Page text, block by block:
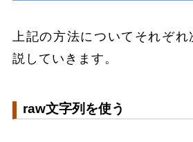
上記の方法についてそれぞ
説していきます。
raw文字列を使う